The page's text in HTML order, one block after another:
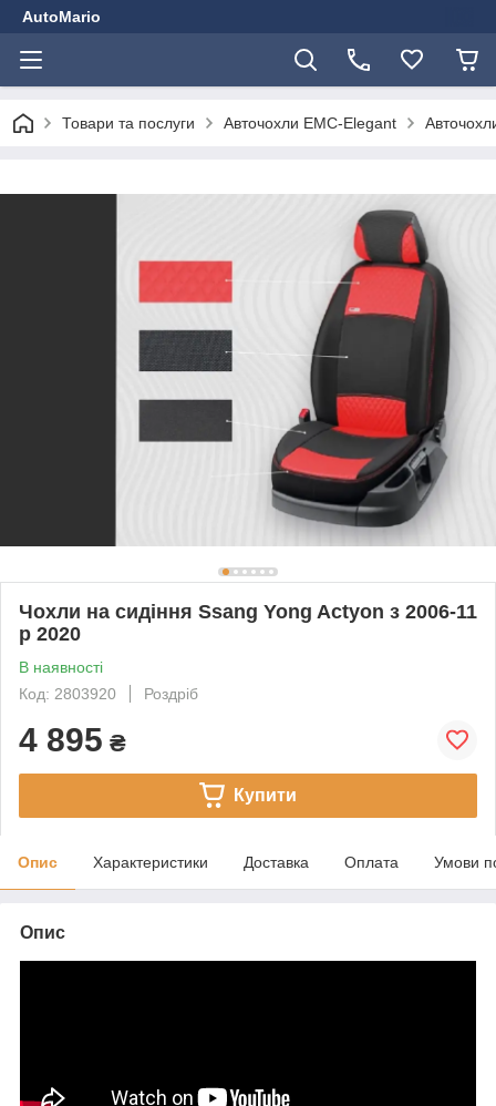
AutoMario
Товари та послуги Авточохли EMC-Elegant
Чохли на сидіння Ssang Yong Actyon з 2006-11
р 2020
В наявності
Код: 2803920
Роздріб
4 895 ₴
Купити
Опис Характеристики Доставка Оплата Умови
Опис